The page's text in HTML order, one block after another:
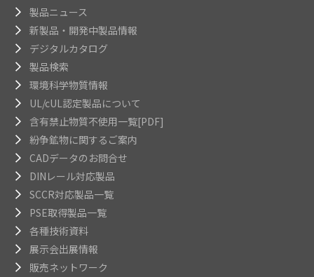
製品ニュース
新製品・開発中製品情報
デジタルカタログ
製品検索
環境科学物質情報
UL/cUL認定製品について
含有禁止物質不使用一覧[PDF]
紛争鉱物に関するご案内
CADデータのお問合せ
DINレール対応製品
SCCR対応製品一覧
PSE取得製品一覧
各種技術資料
展示会出展情報
販売ネットワーク